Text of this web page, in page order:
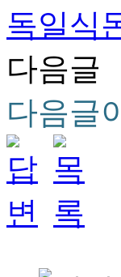
독일식
다음글
다음글